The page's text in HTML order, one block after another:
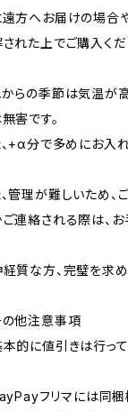
方へお届けの場合
れた上でご購入くだ
らの季節は気温が
害です。
+α分で多めにお入れ
管理が難しいため
連絡される際は、
質な方、完璧を求め
他注意事項
的に値引きは行って
フリマには同梱